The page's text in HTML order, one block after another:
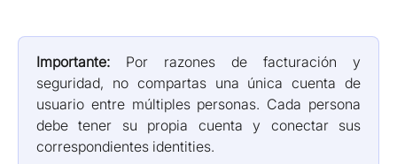
Importante: Por razones de facturación y
seguridad, no compartas una única cuenta de
usuario entre múltiples personas. Cada persona
debe tener su propia cuenta y conectar sus
correspondientes identities.